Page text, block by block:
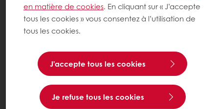
en matière de cookies. En cliquant sur « J’accepte
tous les cookies » vous consentez à l’utilisation de
tous les cookies.
J’accepte tous les cookies
Je refuse tous les cookies